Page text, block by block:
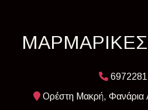
ΜΑΡΜΑΡΙΚΕΣ
Ορέστη Μακρή, Φανάρια